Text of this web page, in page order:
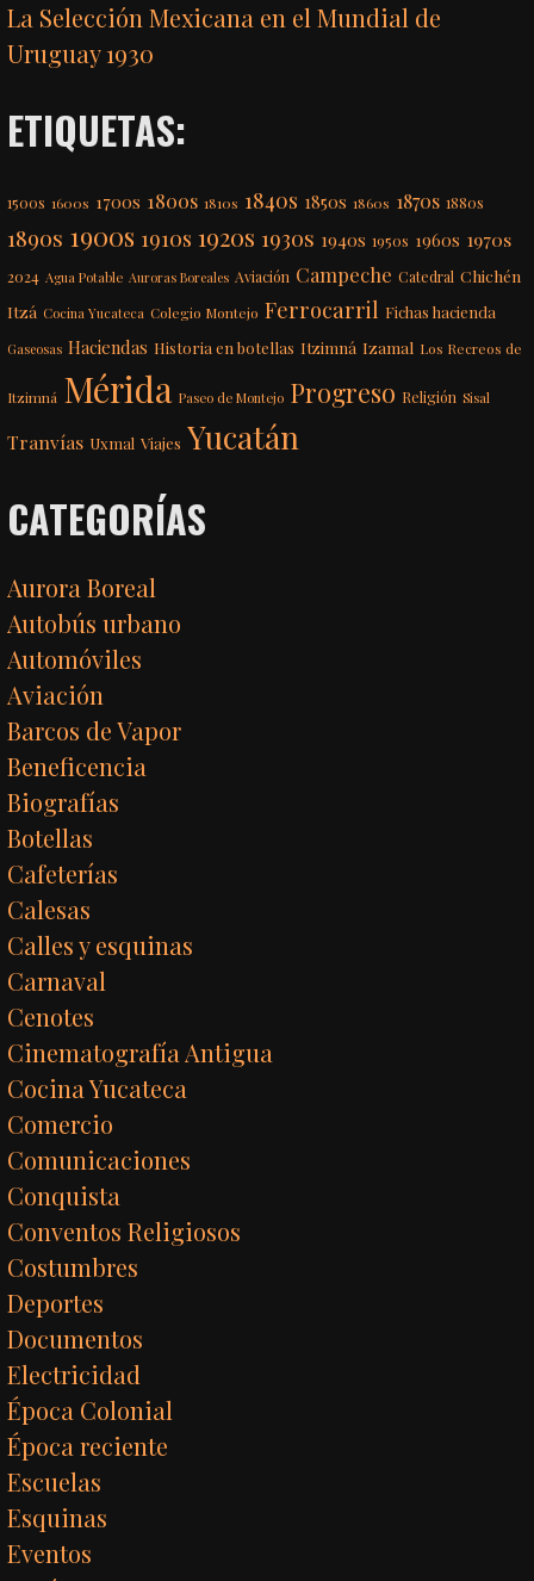
La Selección Mexicana en el Mundial de
Uruguay 1930
ETIQUETAS:
1500s 1600s 1700s 1800s 1810s 1840s 1850s 1860s 1870s 1880s
1890s 1900s 1910s 1920s 1930s 1940s 1950s 1960s 1970s
2024 Agua Potable Auroras Boreales Aviación Campeche Catedral Chichén
Itzá Cocina Yucateca Colegio Montejo Ferrocarril Fichas hacienda
Gaseosas Haciendas Historia en botellas Itzimná Izamal Los Recreos de
Itzimná Mérida Paseo de Montejo Progreso Religión Sisal
Tranvías Uxmal Viajes Yucatán
CATEGORÍAS
Aurora Boreal
Autobús urbano
Automóviles
Aviación
Barcos de Vapor
Beneficencia
Biografías
Botellas
Cafeterías
Calesas
Calles y esquinas
Carnaval
Cenotes
Cinematografía Antigua
Cocina Yucateca
Comercio
Comunicaciones
Conquista
Conventos Religiosos
Costumbres
Deportes
Documentos
Electricidad
Época Colonial
Época reciente
Escuelas
Esquinas
Eventos